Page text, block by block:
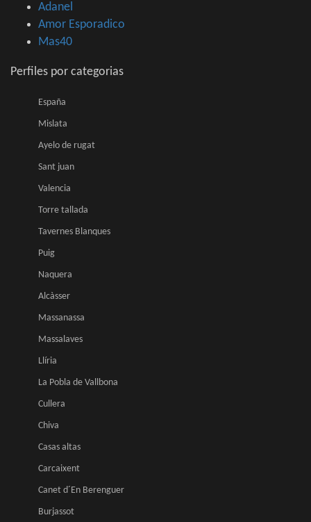
Adanel
Amor Esporadico
Mas40
Perfiles por categorias
España
Mislata
Ayelo de rugat
Sant juan
Valencia
Torre tallada
Tavernes Blanques
Puig
Naquera
Alcàsser
Massanassa
Massalaves
Llíria
La Pobla de Vallbona
Cullera
Chiva
Casas altas
Carcaixent
Canet d´En Berenguer
Burjassot